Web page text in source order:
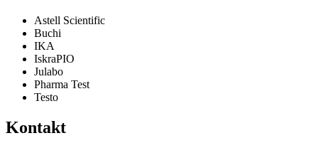
Astell Scientific
Buchi
IKA
IskraPIO
Julabo
Pharma Test
Testo
Kontakt